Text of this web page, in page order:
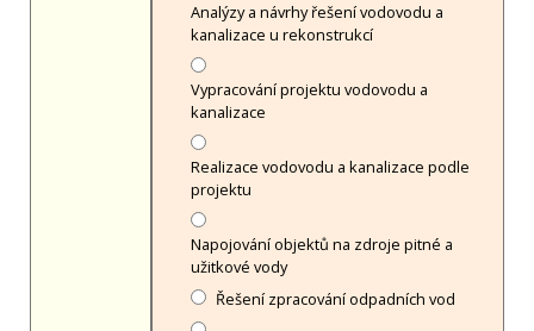
Analýzy a návrhy řešení vodovodu a
kanalizace u rekonstrukcí
Vypracování projektu vodovodu a
kanalizace
Realizace vodovodu a kanalizace podle
projektu
Napojování objektů na zdroje pitné a
užitkové vody
Řešení zpracování odpadních vod